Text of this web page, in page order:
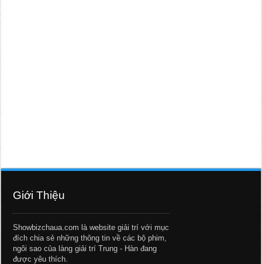
Giới Thiệu
Showbizchaua.com là website giải trí với mục
đích chia sẻ những thông tin về các bộ phim,
ngôi sao của làng giải trí Trung - Hàn đang
được yêu thích.